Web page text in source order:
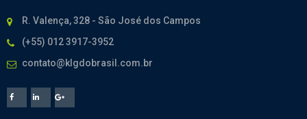
R. Valença, 328 - São José dos Campos
(+55) 012 3917-3952
contato@klgdobrasil.com.br